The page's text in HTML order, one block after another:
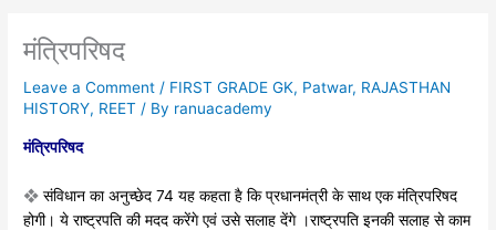
मंत्रिपरिषद
Leave a Comment / FIRST GRADE GK, Patwar, RAJASTHAN
HISTORY, REET / By ranuacademy
मंत्रिपरिषद
❖संविधान का अनुच्छेद 74 यह कहता है किप्रधानमंत्री के साथ एक मंत्रिपरिषद
होगी। येराष्ट्रपति की मदद करेंगे एवं उसे सलाह देंगे ।राष्ट्रपति इनकी सलाह से काम